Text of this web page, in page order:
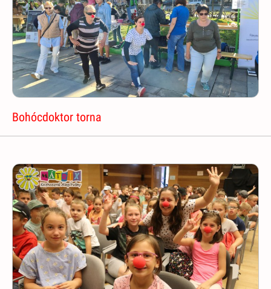
Bohócdoktor torna